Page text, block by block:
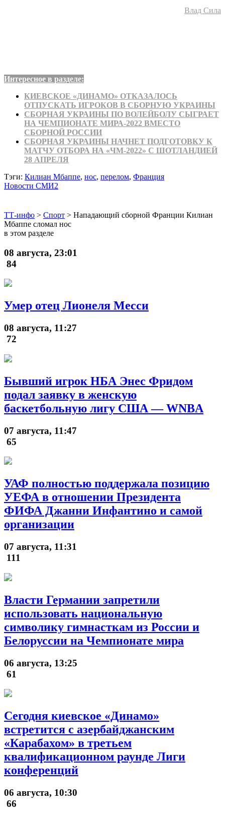
Влад Сила
Интересное в разделе:
КИЕВСКОЕ «ДИНАМО» ОТКАЗАЛОСЬ
ОТПУСКАТЬ ИГРОКОВ В СБОРНУЮ УКРАИНЫ
СБОРНАЯ УКРАИНЫ ПО ВОЛЕЙБОЛУ СЫГРАЕТ
НА ЧЕМПИОНАТЕ МИРА-2022 ВМЕСТО
СБОРНОЙ РОССИИ
СБОРНАЯ УКРАИНЫ НАЧНЕТ ПОДГОТОВКУ К
МАТЧУ ОТБОРА НА «ЧМ-2022» С ШОТЛАНДИЕЙ
28 АПРЕЛЯ
Тэги: Килиан Мбаппе, нос, перелом, Франция
Новости СМИ2
ТТ-инфо > Спорт > Нападающий сборной Франции Килиан
Мбаппе сломал нос
в этом разделе
08 августа, 23:01
84
Умер отец Лионеля Месси
08 августа, 11:27
72
Бывший игрок НБА Энес Фридом
подал заявку в женскую
баскетбольную лигу США — WNBA
07 августа, 11:47
65
УАФ полностью поддержала позицию
УЕФА в отношении Президента
ФИФА Джанни Инфантино и самой
организации
07 августа, 11:31
111
Власти Германии запретили
использовать национальную
символику гимнасткам из России и
Белоруссии на Чемпионате мира
06 августа, 13:25
61
Сегодня киевское «Динамо»
встретится с азербайджанским
«Карабахом» в третьем
квалификационном раунде Лиги
конференций
06 августа, 10:30
66